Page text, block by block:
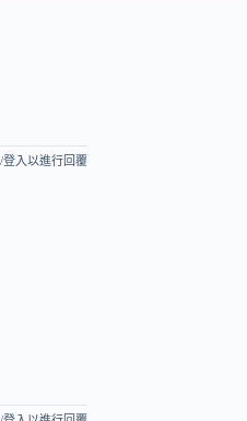
登入以進行回覆